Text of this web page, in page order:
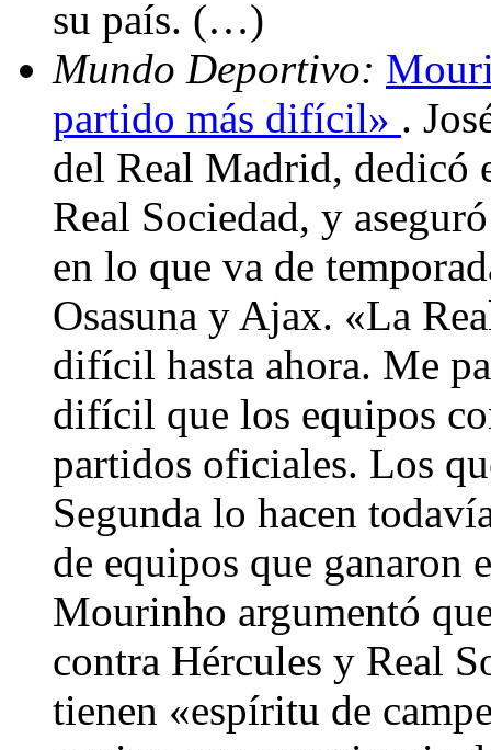
su país. (…)
Mundo Deportivo:
partido más difícil» .
del Real Madrid, dedicó
Real Sociedad, y
en lo que va de
Osasuna y Ajax. «La
difícil hasta ahora. Me
difícil que los equipos
partidos oficiales. Los
Segunda lo hacen
de equipos que ganaron
Mourinho argumentó
contra Hércules y Real
tienen «espíritu de